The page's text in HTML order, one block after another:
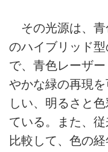
その光源は、青
のハイブリッド
で、青色レーザ
やかな緑の再現
しい、明るさと
ている。また、
比較して、色の